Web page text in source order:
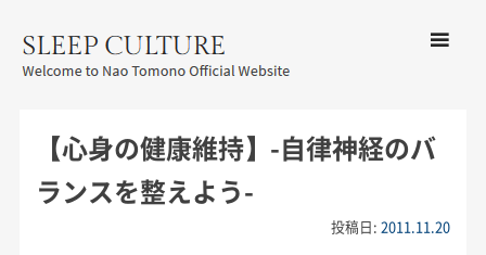
CULTURE
ュ
ツへ移動
【心身の健康維持】-自律神経のバ
ランスを整えよう-
投稿日:2011.11.20